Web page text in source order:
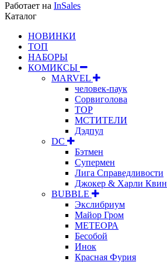
Работает на InSales
Каталог
НОВИНКИ
ТОП
НАБОРЫ
КОМИКСЫ
MARVEL
человек-паук
Сорвиголова
ТОР
МСТИТЕЛИ
Дэдпул
DC
Бэтмен
Супермен
Лига Справедливости
Джокер & Харли Квин
BUBBLE
Экслибриум
Майор Гром
МЕТЕОРА
Бесобой
Инок
Красная Фурия